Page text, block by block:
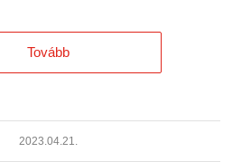
Tovább
2023.04.21.